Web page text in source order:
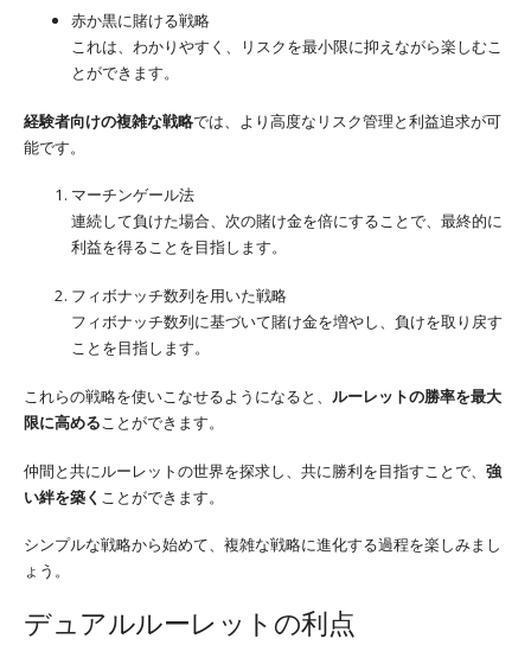
赤か黒に賭ける戦略
これは、わかりやすく、リスクを最小限に抑えながら楽しむこ
とができます。
経験者向けの複雑な戦略では、より高度なリスク管理と利益追求が可
能です。
マーチンゲール法
連続して負けた場合、次の賭け金を倍にすることで、最終的に
利益を得ることを目指します。
フィボナッチ数列を用いた戦略
フィボナッチ数列に基づいて賭け金を増やし、負けを取り戻す
ことを目指します。
これらの戦略を使いこなせるようになると、 ルーレットの勝率を最大
限に高めることができます。
仲間と共にルーレットの世界を探求し、共に勝利を目指すことで、 強
い絆を築く ことができます。
シンプルな戦略から始めて、複雑な戦略に進化する過程を楽しみまし
ょう。
デュアルルーレットの利点